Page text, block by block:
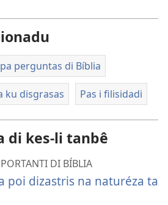
perguntas di Bíblia
ku disgrasas Pas i filisidadi
di kes-li tanbê
DI BÍBLIA
poi dizastris na naturéza ta